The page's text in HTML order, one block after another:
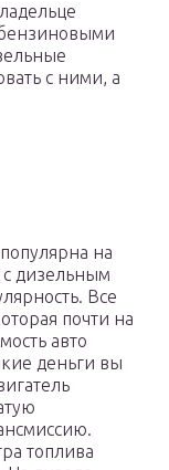
с ними, а
на
дизельным
Все
почти на
авто
деньги вы
топлива